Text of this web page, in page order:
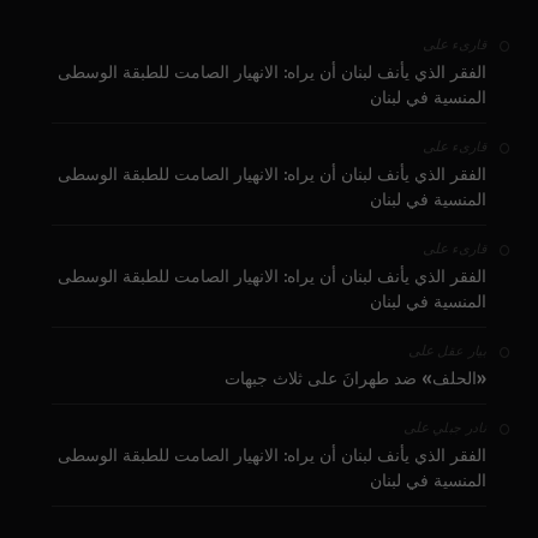
قارىء على
الفقر الذي يأنف لبنان أن يراه: الانهيار الصامت للطبقة الوسطى
المنسية في لبنان
قارىء على
الفقر الذي يأنف لبنان أن يراه: الانهيار الصامت للطبقة الوسطى
المنسية في لبنان
قارىء على
الفقر الذي يأنف لبنان أن يراه: الانهيار الصامت للطبقة الوسطى
المنسية في لبنان
بيار عقل على
«الحلف» ضد طهرانَ على ثلاث جبهات
نادر جبلي على
الفقر الذي يأنف لبنان أن يراه: الانهيار الصامت للطبقة الوسطى
المنسية في لبنان